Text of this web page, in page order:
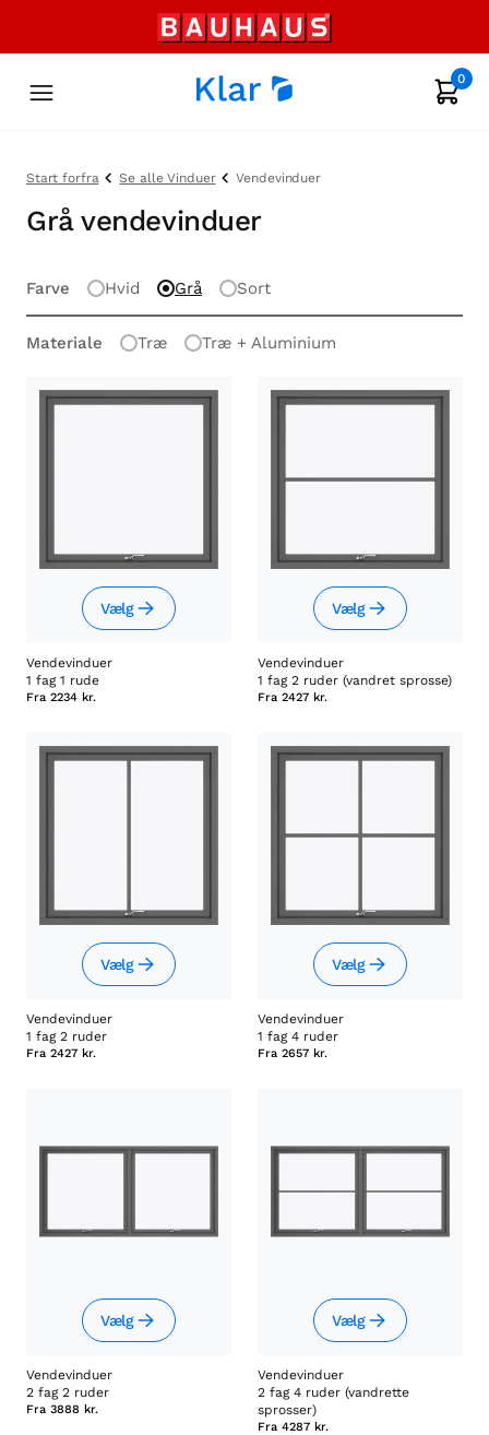
0
Start forfra Se alle Vinduer Vendevinduer
Grå vendevinduer
Farve Hvid Grå Sort
Materiale Træ Træ + Aluminium
Vælg
Vendevinduer
1 fag 1 rude
Fra 2234 kr.
Vælg
Vendevinduer
1 fag 2 ruder (vandret sprosse)
Fra 2427 kr.
Vælg
Vendevinduer
1 fag 2 ruder
Fra 2427 kr.
Vælg
Vendevinduer
1 fag 4 ruder
Fra 2657 kr.
Vælg
Vendevinduer
2 fag 2 ruder
Fra 3888 kr.
Vælg
Vendevinduer
2 fag 4 ruder (vandrette
sprosser)
Fra 4287 kr.